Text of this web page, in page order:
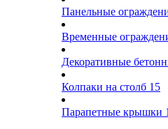
Панельные
Временные
Декоративные
Колпаки на столб 15
Парапетные крышки